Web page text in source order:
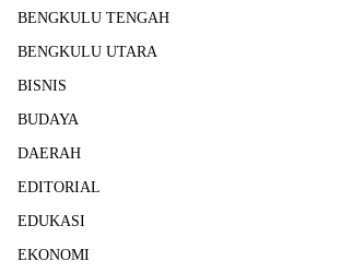
BENGKULU TENGAH
BENGKULU UTARA
BISNIS
BUDAYA
DAERAH
EDITORIAL
EDUKASI
EKONOMI